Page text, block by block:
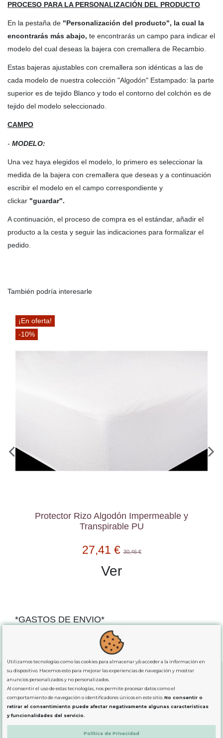
PROCESO PARA LA PERSONALIZACIÓN DEL PRODUCTO
En la pestaña de "Personalización del producto", la cual la
encontrarás más abajo, te encontrarás un campo para indicar el
modelo del cual deseas la bajera con cremallera de Recambio.
Estas bajeras ajustables con cremallera son idénticas a las de
cada modelo de nuestra colección "Algodón" Estampado: la parte
superior es de tejido Blanco y todo el contorno del colchón es de
tejido del modelo seleccionado.
CAMPO
- MODELO:
Una vez haya elegidos el modelo, lo primero es seleccionar la
medida de la bajera con cremallera que deseas y a continuación
escribir el modelo en el campo correspondiente y
clickar "guardar".
A continuación, el proceso de compra es el estándar, añadir el
producto a la cesta y seguir las indicaciones para formalizar el
pedido.
También podría interesarle
¡En oferta!
-10%
Protector Rizo Algodón Impermeable y
Transpirable PU
27,41 €30,46 €
Ver
*GASTOS DE ENVIO*
para comprassuperiores a 80€
SOBRE NOSOTROS
LEGAL
Utilizamos tecnologías como las cookies para almacenar y/o acceder a la información en
su dispositivo. Hacemos esto para mejorar las experiencias de navegación y mostrar
anuncios personalizados y no personalizados.
Al consentir el uso de estas tecnologías, nos permite procesar datos como el
comportamiento de navegación o identificadores únicos en este sitio.No consentir o
retirar el consentimiento puede afectar negativamente algunas características
y funcionalidades del servicio.
Política de Privacidad